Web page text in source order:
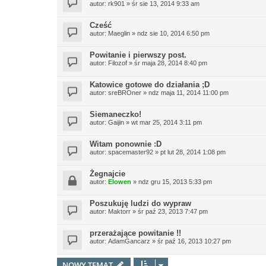
autor: rk901 » śr sie 13, 2014 9:33 am
Cześć
autor: Maeglin » ndz sie 10, 2014 6:50 pm
Powitanie i pierwszy post.
autor: Filozof » śr maja 28, 2014 8:40 pm
Katowice gotowe do działania ;D
autor: sreBROner » ndz maja 11, 2014 11:00 pm
Siemaneczko!
autor: Gaijin » wt mar 25, 2014 3:11 pm
Witam ponownie :D
autor: spacemaster92 » pt lut 28, 2014 1:08 pm
Żegnajcie
autor: Elowen » ndz gru 15, 2013 5:33 pm
Poszukuję ludzi do wypraw
autor: Maktorr » śr paź 23, 2013 7:47 pm
przerażające powitanie !!
autor: AdamGancarz » śr paź 16, 2013 10:27 pm